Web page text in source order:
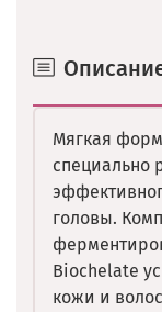
Мягкая
специально
головы.
Biochelate
кожи и